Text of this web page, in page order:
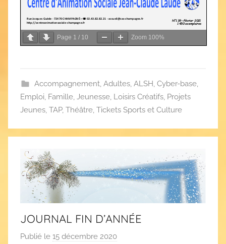
Page 1 / 10 Zoom 100%
Accompagnement, Adultes, ALSH, Cyber-base,
Emploi, Famille, Jeunesse, Loisirs Créatifs, Projets
Jeunes, TAP, Théâtre, Tickets Sports et Culture
JOURNAL FIN D’ANNÉE
Publié le 15 décembre 2020